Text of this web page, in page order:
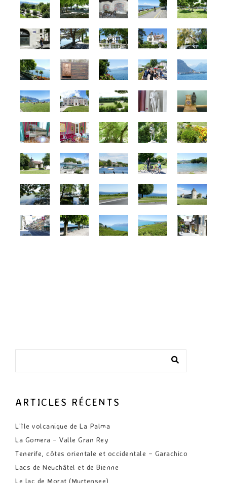
ARTICLES RÉCENTS
L’île volcanique de La Palma
La Gomera – Valle Gran Rey
Tenerife, côtes orientale et occidentale – Garachico
Lacs de Neuchâtel et de Bienne
Le lac de Morat (Murtensee)